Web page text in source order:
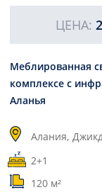
ЦЕНА:
Меблированная
комплексе с
Аланья
Алания,
2+1
120 м²